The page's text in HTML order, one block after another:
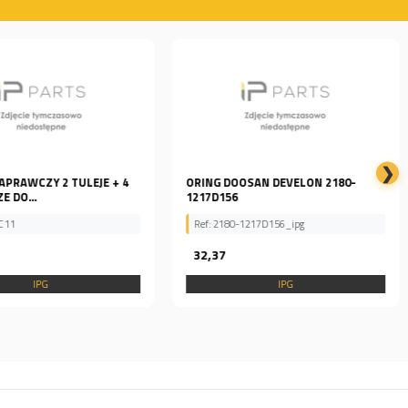
2 TULEJE + 4
ZGARNIACZE DO...
11
IPG
ORING DOOSAN DEVELON 2180-
1217D156
Ref: 2180-1217D156_ipg
32,37
IPG
❯